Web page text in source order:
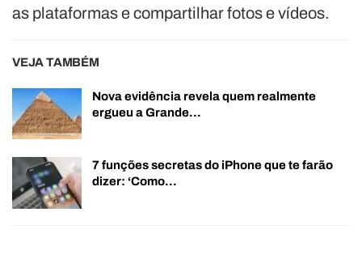
as plataformas e compartilhar fotos e vídeos.
VEJA TAMBÉM
Nova evidência revela quem realmente
ergueu a Grande…
7 funções secretas do iPhone que te farão
dizer: ‘Como…